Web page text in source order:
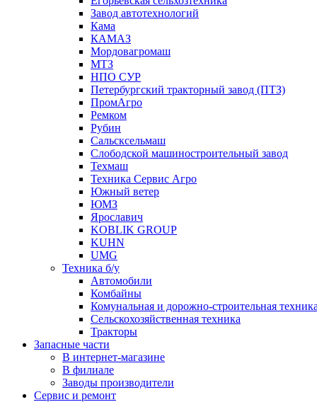
Завод автотехнологий
Кама
КАМАЗ
Мордовагромаш
МТЗ
НПО СУР
Петербургский тракторный завод (ПТЗ)
ПромАгро
Ремком
Рубин
Сальскcельмаш
Слободской машиностроительный завод
Техмаш
Техника Сервис Агро
Южный ветер
ЮМЗ
Ярославич
KOBLIK GROUP
KUHN
UMG
Техника б/у
Автомобили
Комбайны
Комунальная и дорожно-строительная
Сельскохозяйственная техника
Тракторы
Запасные части
В интернет-магазине
В филиале
Заводы производители
Сервис и ремонт